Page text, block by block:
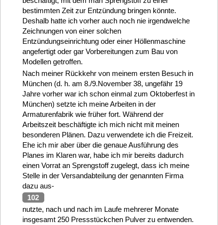
bestimmten Zeit zur Entzündung bringen könnte.
Deshalb hatte ich vorher auch noch nie irgendwelche
Zeichnungen von einer solchen
Entzündungseinrichtung oder einer Höllenmaschine
angefertigt oder gar Vorbereitungen zum Bau von
Modellen getroffen.
Nach meiner Rückkehr von meinem ersten Besuch in
München (d. h. am 8./9.November 38, ungefähr 19
Jahre vorher war ich schon einmal zum Oktoberfest in
München) setzte ich meine Arbeiten in der
Armaturenfabrik wie früher fort. Während der
Arbeitszeit beschäftigte ich mich nicht mit meinen
besonderen Plänen. Dazu verwendete ich die Freizeit.
Ehe ich mir aber über die genaue Ausführung des
Planes im Klaren war, habe ich mir bereits dadurch
einen Vorrat an Sprengstoff zugelegt, dass ich meine
Stelle in der Versandabteilung der genannten Firma
dazu aus-
102
nutzte, nach und nach im Laufe mehrerer Monate
insgesamt 250 Pressstückchen Pulver zu entwenden.